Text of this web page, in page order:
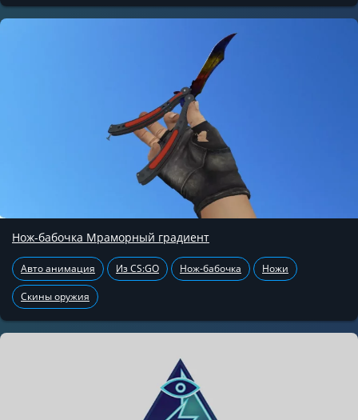
Нож-бабочка Мраморный градиент
Авто анимация Из CS:GO Нож-бабочка Ножи
Скины оружия